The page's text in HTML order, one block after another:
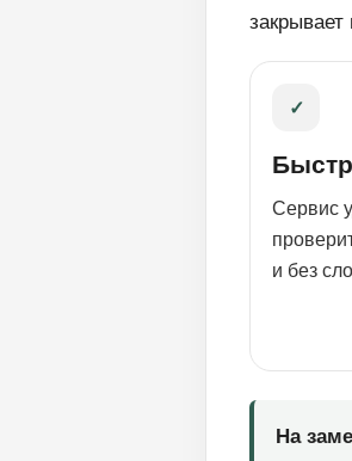
✓
Сервис
и без
На